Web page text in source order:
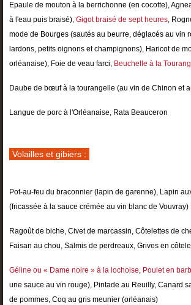
Epaule de mouton à la berrichonne (en cocotte),
à l'eau puis braisé), Gigot braisé de sept heures,
mode de Bourges (sautés au beurre, déglacés au vin
lardons, petits oignons et champignons), Haricot de
orléanaise), Foie de veau farci, Beuchelle à la
Daube de bœuf à la tourangelle (au vin de Chinon et
Langue de porc à l'Orléanaise, Rata Beauceron
Volailles et gibiers :
Pot-au-feu du braconnier (lapin de garenne), Lapin
(fricassée à la sauce crémée au vin blanc de Vouvray)
Ragoût de biche, Civet de marcassin, Côtelettes de
Faisan au chou, Salmis de perdreaux, Grives en
Géline ou « Dame noire » à la lochoise, Poulet en
une sauce au vin rouge), Pintade au Reuilly, Canard
de pommes, Coq au gris meunier (orléanais)